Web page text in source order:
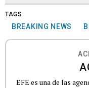
TAGS
BREAKING NEWS
EFE es una de las